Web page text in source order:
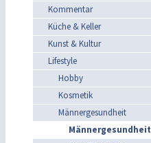
Kommentar
Küche & Keller
Kunst & Kultur
Lifestyle
Hobby
Kosmetik
Männergesundheit
Männergesundheit